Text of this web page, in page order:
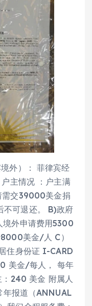
外）： 菲律宾经
主情况 ：户主满
需交39000美金捐
不可退还。 B)政府
境外申请费用5300
美金/人 C）
住身份证 I-CARD
美金/每人， 每年
240 美金 附属人
年报道（ANNUAL